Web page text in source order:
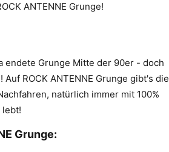
ANTENNE Grunge!
endete Grunge Mitte der 90er - doch
ROCK ANTENNE Grunge gibt's die
natürlich immer mit 100%
lebt!
Grunge: